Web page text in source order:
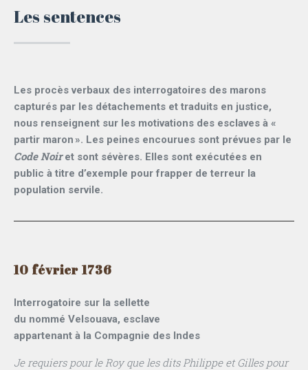
Les sentences
Les procès verbaux des interrogatoires des marons
capturés par les détachements et traduits en justice,
nous renseignent sur les motivations des esclaves à «
partir maron ». Les peines encourues sont prévues par le
Code Noiret sont sévères. Elles sont exécutées en
public à titre d’exemple pour frapper de terreur la
population servile.
10 février 1736
Interrogatoire sur la sellette
du nommé Velsouava, esclave
appartenant à la Compagnie des Indes
Je requiers pour le Roy que les dits Philippe et Gilles pour